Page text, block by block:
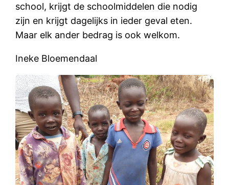
school, krijgt de schoolmiddelen die nodig
zijn en krijgt dagelijks in ieder geval eten.
Maar elk ander bedrag is ook welkom.
Ineke Bloemendaal